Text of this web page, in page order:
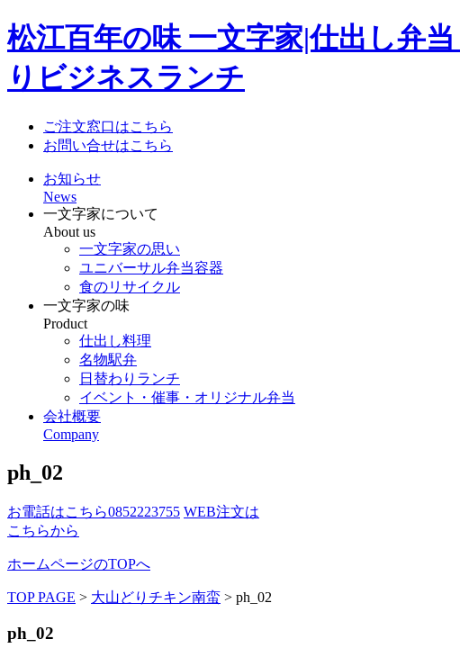
松江百年の味 一文字家|仕出し弁
りビジネスランチ
ご注文窓口はこちら
お問い合せはこちら
お知らせ
News
一文字家について
About us
一文字家の思い
ユニバーサル弁当容器
食のリサイクル
一文字家の味
Product
仕出し料理
名物駅弁
日替わりランチ
イベント・催事・オリジナル弁当
会社概要
Company
ph_02
お電話はこちら0852223755 WEB注文は
こちらから
ホームページのTOPへ
TOP PAGE > 大山どりチキン南蛮 > ph_02
ph_02